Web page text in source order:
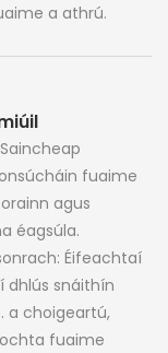
a athrú.
fuaime
agus
éagsúla.
Éifeachtaí
dhlús snáithín
a choigeartú,
fuaime